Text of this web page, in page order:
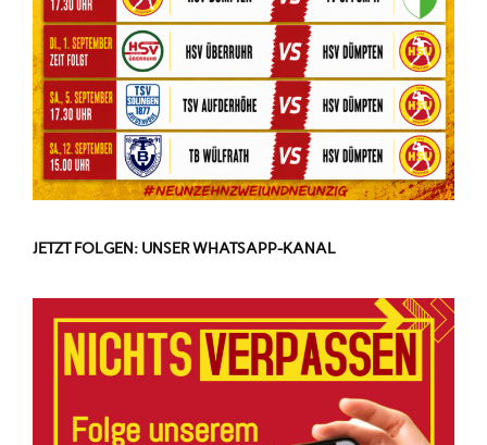
JETZT FOLGEN: UNSER WHATSAPP-KANAL